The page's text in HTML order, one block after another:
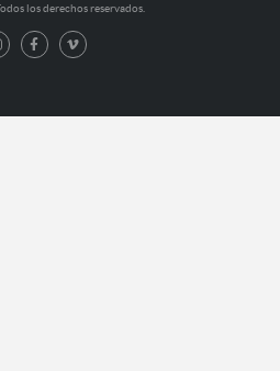
los derechos reservados.